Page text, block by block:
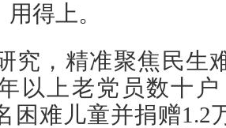
得上。
究，精准聚焦民生
以上老党员数十
困难儿童并捐赠1.2